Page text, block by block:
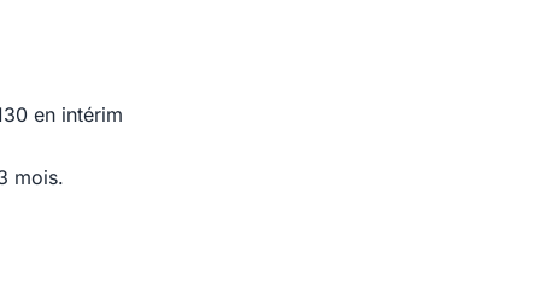
en intérim
mois.